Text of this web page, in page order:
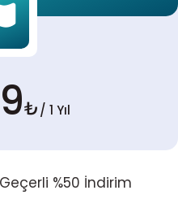
₺/ 1 Yıl
%50 İndirim